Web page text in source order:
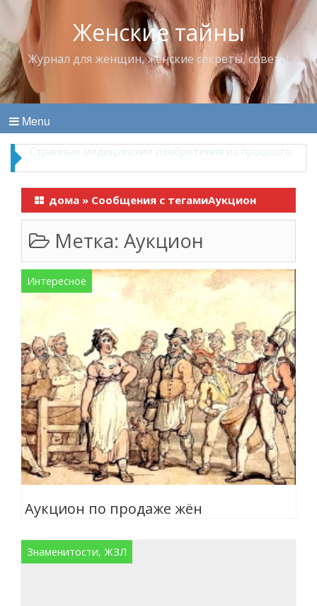
Женские тайны
Журнал для женщин, женские секреты, советы
Menu
Что пить в жару
дома » Сообщения с тегамиАукцион
Метка: Аукцион
Интересное
Аукцион по продаже жён
Знаменитости, ЖЗЛ